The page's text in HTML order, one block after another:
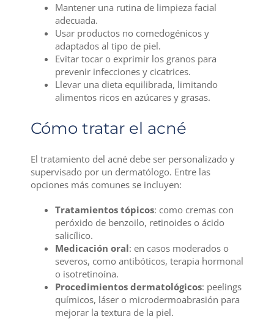
Mantener una rutina de limpieza facial
adecuada.
Usar productos no comedogénicos y
adaptados al tipo de piel.
Evitar tocar o exprimir los granos para
prevenir infecciones y cicatrices.
Llevar una dieta equilibrada, limitando
alimentos ricos en azúcares y grasas.
Cómo tratar el acné
El tratamiento del acné debe ser personalizado y
supervisado por un dermatólogo. Entre las
opciones más comunes se incluyen:
Tratamientos tópicos: como cremas con
peróxido de benzoilo, retinoides o ácido
salicílico.
Medicación oral: en casos moderados o
severos, como antibóticos, terapia hormonal
o isotretinoína.
Procedimientos dermatológicos: peelings
químicos, láser o microdermoabrasión para
mejorar la textura de la piel.